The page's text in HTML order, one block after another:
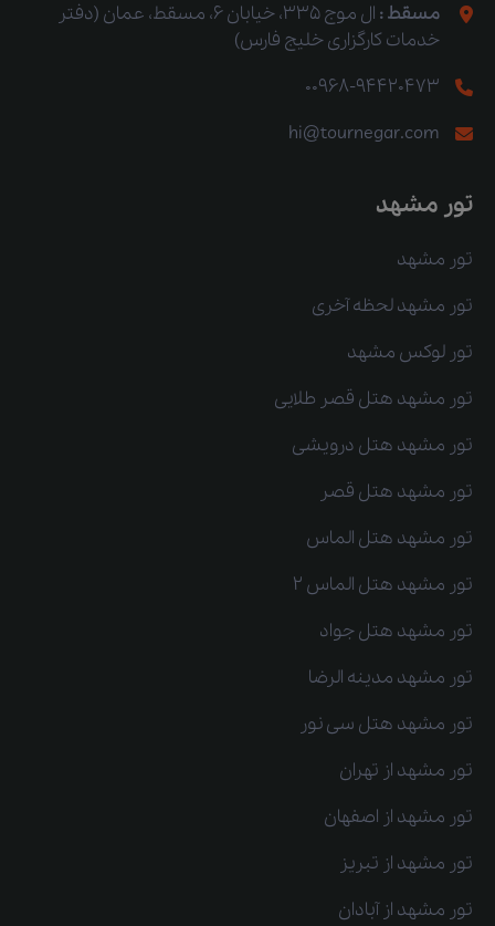
مسقط :
ال موج 335، خیابان 6، مسقط، عمان (دفتر
خدمات کارگزاری خلیج فارس)
00968-94420473
hi@tournegar.com
تور مشهد
تور مشهد
تور مشهد لحظه آخری
تور لوکس مشهد
تور مشهد هتل قصر طلایی
تور مشهد هتل درویشی
تور مشهد هتل قصر
تور مشهد هتل الماس
تور مشهد هتل الماس 2
تور مشهد هتل جواد
تور مشهد مدینه الرضا
تور مشهد هتل سی نور
تور مشهد از تهران
تور مشهد از اصفهان
تور مشهد از تبریز
تور مشهد از آبادان